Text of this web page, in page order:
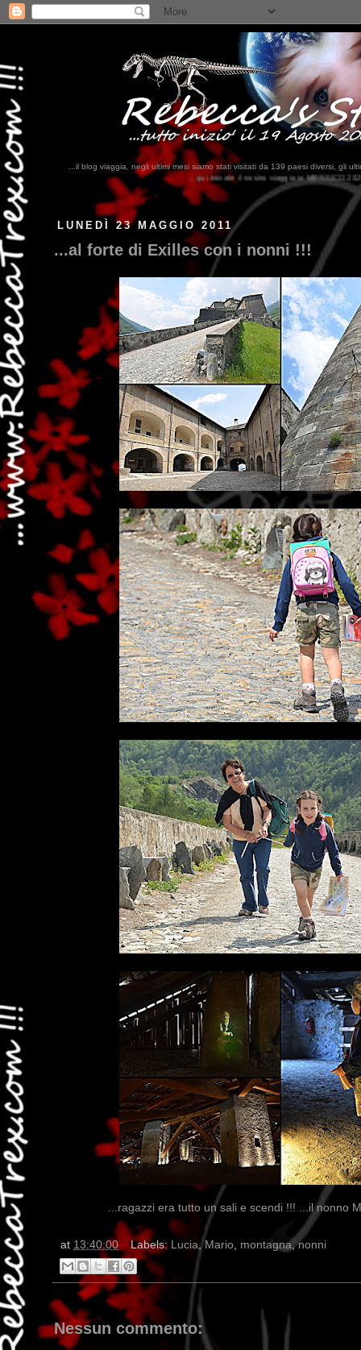
...il blog viaggia, negli ultimi mesi siamo stati visitati da 139 paesi diversi, gli
...qui trovate il nostro viaggio in MESSICO 2023...clikka qui !!!
LUNEDÌ 23 MAGGIO 2011
...al forte di Exilles con i nonni !!!
...ragazzi era tutto un sali e scendi !!! ...il nonno
at 13:40:00 Labels: Lucia,Mario, montagna,nonni
Nessun commento: